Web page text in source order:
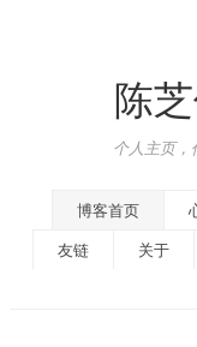
陈
个人主页，
博客首页
友链
关于